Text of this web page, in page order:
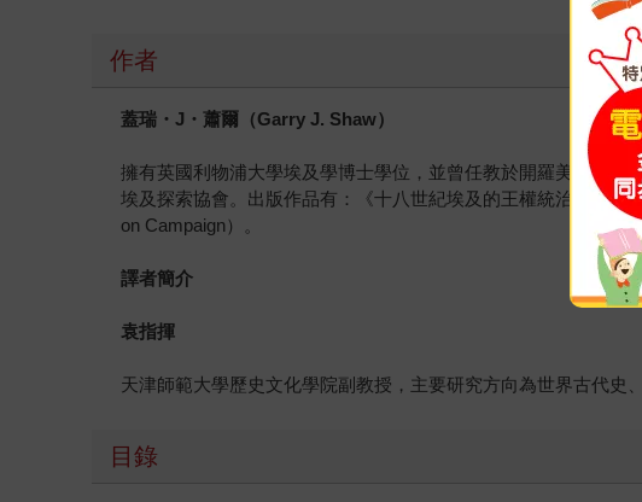
作者
蓋瑞・J ・蕭爾（Garry J. Shaw）
擁有英國利物浦大學埃及學博士學位，並曾任教於開羅美國大學
埃及探索協會。出版作品有：《十八世紀埃及的王權統治》（
on Campaign）。
譯者簡介
袁指揮
天津師範大學歷史文化學院副教授，主要研究方向為世界古代史
目錄